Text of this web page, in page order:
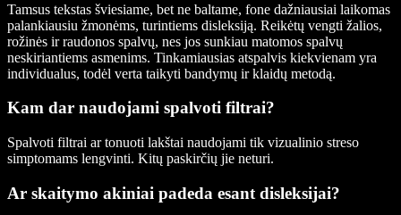
Tamsus tekstas šviesiame, bet ne baltame, fone dažniausiai laikomas
palankiausiu žmonėms, turintiems disleksiją. Reikėtų vengti žalios,
rožinės ir raudonos spalvų, nes jos sunkiau matomos spalvų
neskiriantiems asmenims. Tinkamiausias atspalvis kiekvienam yra
individualus, todėl verta taikyti bandymų ir klaidų metodą.
Kam dar naudojami spalvoti filtrai?
Spalvoti filtrai ar tonuoti lakštai naudojami tik vizualinio streso
simptomams lengvinti. Kitų paskirčių jie neturi.
Ar skaitymo akiniai padeda esant disleksijai?